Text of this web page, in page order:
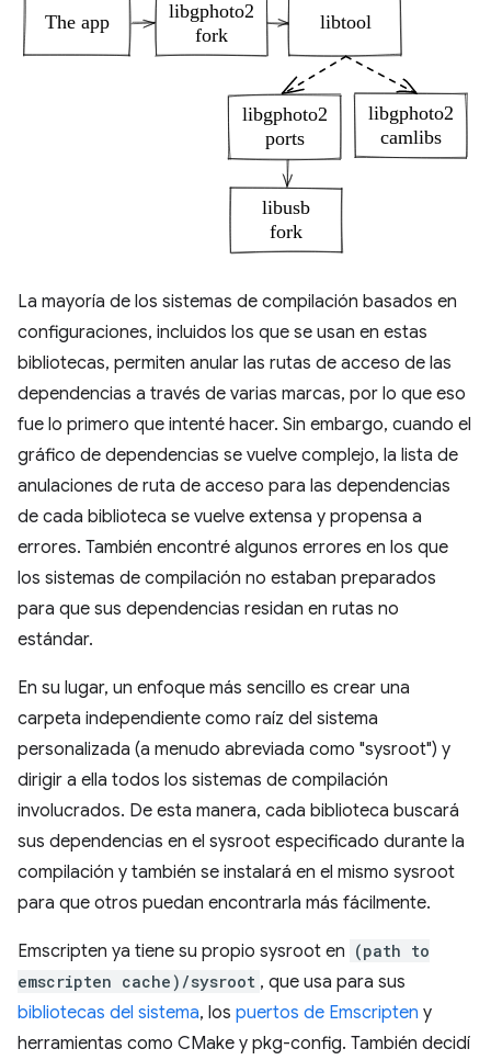
La mayoría de los sistemas de compilación basados en
configuraciones, incluidos los que se usan en estas
bibliotecas, permiten anular las rutas de acceso de las
dependencias a través de varias marcas, por lo que eso
fue lo primero que intenté hacer. Sin embargo, cuando el
gráfico de dependencias se vuelve complejo, la lista de
anulaciones de ruta de acceso para las dependencias
de cada biblioteca se vuelve extensa y propensa a
errores. También encontré algunos errores en los que
los sistemas de compilación no estaban preparados
para que sus dependencias residan en rutas no
estándar.
En su lugar, un enfoque más sencillo es crear una
carpeta independiente como raíz del sistema
personalizada (a menudo abreviada como "sysroot") y
dirigir a ella todos los sistemas de compilación
involucrados. De esta manera, cada biblioteca buscará
sus dependencias en el sysroot especificado durante la
compilación y también se instalará en el mismo sysroot
para que otros puedan encontrarla más fácilmente.
Emscripten ya tiene su propio sysroot en (path to
emscripten cache)/sysroot , que usa para sus
bibliotecas del sistema, los puertos de Emscripten y
herramientas como CMake y pkg-config. También decidí